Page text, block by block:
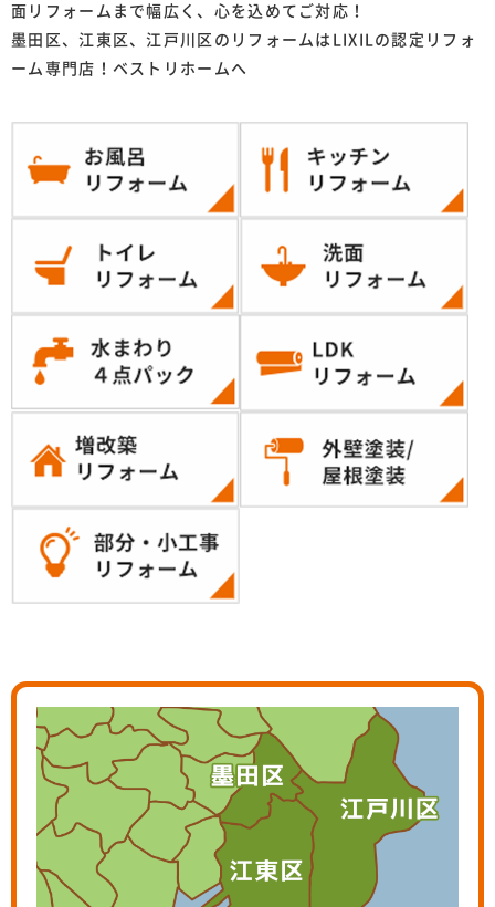
面リフォームまで幅広く、心を込めてご対応！
墨田区、江東区、江戸川区のリフォームはLIXILの認定リフォ
ーム専門店！ベストリホームへ